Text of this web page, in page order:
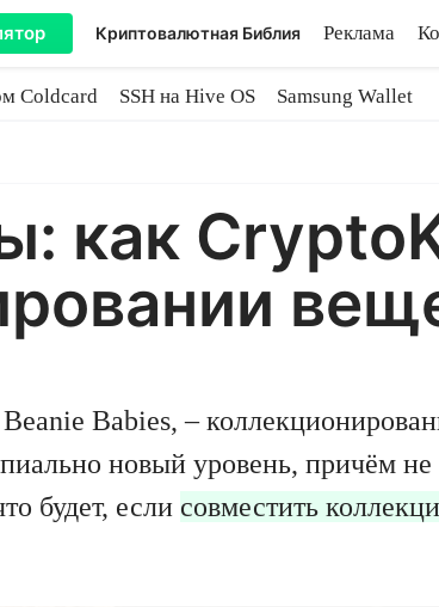
Криптовалютная Библия Реклама
Coldcard SSH на Hive OS
Samsung Wallet
как
Babies, –
новый уровень, причём не
будет, если совместить